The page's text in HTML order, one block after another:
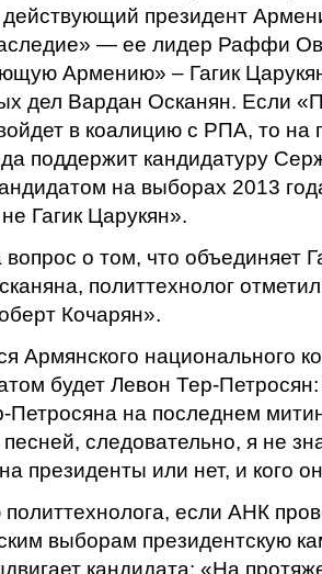
президент
— ее лидер Раффи
Армению» – Гагик
дел Вардан Осканян. Если
в коалицию с РПА, то на
поддержит кандидатуру
на выборах 2013
Гагик Царукян».
о том, что объединяет
политтехнолог
Кочарян».
Армянского национального
будет Левон Тер-
Петросяна на последнем
следовательно, я не
президенты или нет, и кого
если АНК
выборам президентскую
кандидата: «На